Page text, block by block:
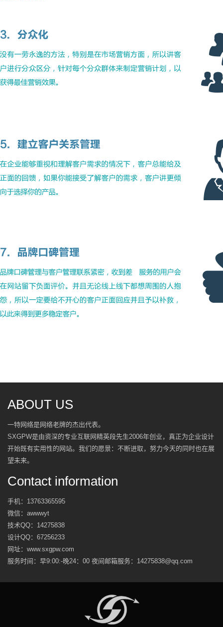
ABOUT US
一特网络是网络老牌的杰出代表。
SXGPW是由资深的专业互联网精英段先生2006年创业，真正为企业设计
开始既有实用性的网站。我们的愿景：不断进取，努力今天的同时也在展
望未来。
Contact information
手机： 13763365595
微信： awwwyt
技术QQ： 14275838
设计QQ： 67256233
网址：www.sxgpw.com
服务时间：早9:00:-晚24：00 夜间邮箱服务：14275838@qq.com